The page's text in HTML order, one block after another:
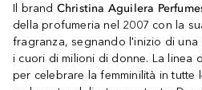
Il brand Christina Aguilera
della profumeria nel 2007 con la
fragranza, segnando l'inizio di una
i cuori di milioni di donne. La linea
per celebrare la femminilità in tutte